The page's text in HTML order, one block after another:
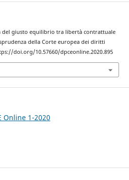
del giusto equilibrio tra libertà contrattuale
della Corte europea dei diritti
doi.org/10.57660/dpceonline.2020.895
Online 1-2020